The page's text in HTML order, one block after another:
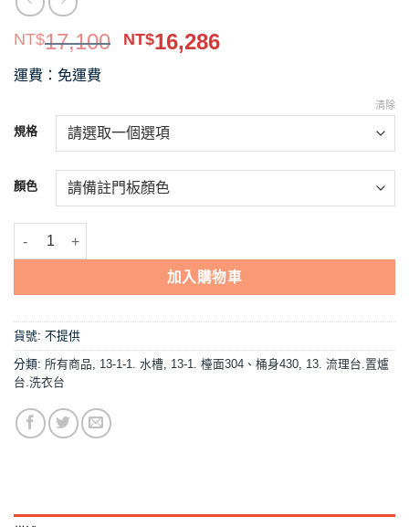
NT$17,100 原
NT$17,100。
NT$16,286目
運費：免運費
規格
顏色
清除
【流理台,A1-180子母水槽+三抽屜+冷水龍頭*2】 數量
加入購物車
貨號: 不提供
分類: 所有商品, 13-1-1. 水槽, 13-1. 檯面304、桶身430, 13. 流理台.置爐
台.洗衣台